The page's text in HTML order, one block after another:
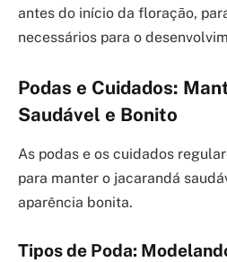
antes do início da floração,
necessários para o
Podas e Cuidados:
Saudável e Bonito
As podas e os cuidados
para manter o jacarandá
aparência bonita.
Tipos de Poda: